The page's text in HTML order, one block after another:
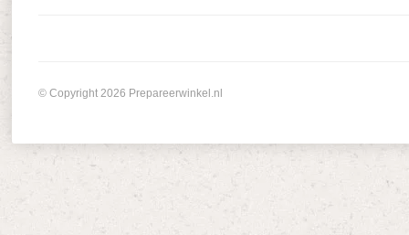
© Copyright 2026 Prepareerwinkel.nl